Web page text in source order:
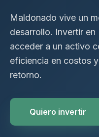
Maldonado vive un
desarrollo. Invertir
acceder a un activo
eficiencia en costos
retorno.
Quiero invertir